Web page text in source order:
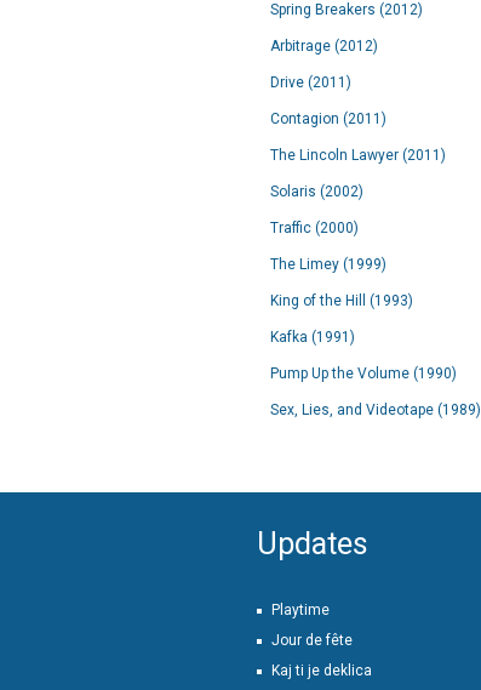
Spring Breakers (2012)
Arbitrage (2012)
Drive (2011)
Contagion (2011)
The Lincoln Lawyer (2011)
Solaris (2002)
Traffic (2000)
The Limey (1999)
King of the Hill (1993)
Kafka (1991)
Pump Up the Volume (1990)
Sex, Lies, and Videotape (1989)
Updates
Playtime
Jour de fête
Kaj ti je deklica